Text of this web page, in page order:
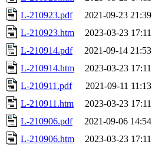
L-210923.pdf
2021-09-23 21:39
L-210923.htm
2023-03-23 17:11
L-210914.pdf
2021-09-14 21:53
L-210914.htm
2023-03-23 17:11
L-210911.pdf
2021-09-11 11:13
L-210911.htm
2023-03-23 17:11
L-210906.pdf
2021-09-06 14:54
L-210906.htm
2023-03-23 17:11